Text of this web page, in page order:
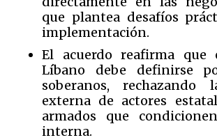
que plantea desafíos
implementación.
El acuerdo reafirma
Líbano debe definirse
soberanos, rechazando
externa de actores
armados que
interna.